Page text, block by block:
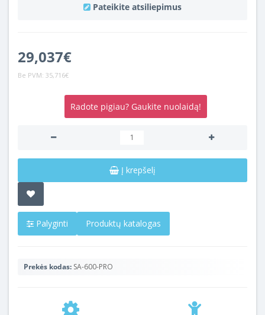
Pateikite atsiliepimus
29,037€
Be PVM: 35,716€
Radote pigiau? Gaukite nuolaidą!
Į krepšelį
Palyginti Produktų katalogas
Prekės kodas: SA-600-PRO